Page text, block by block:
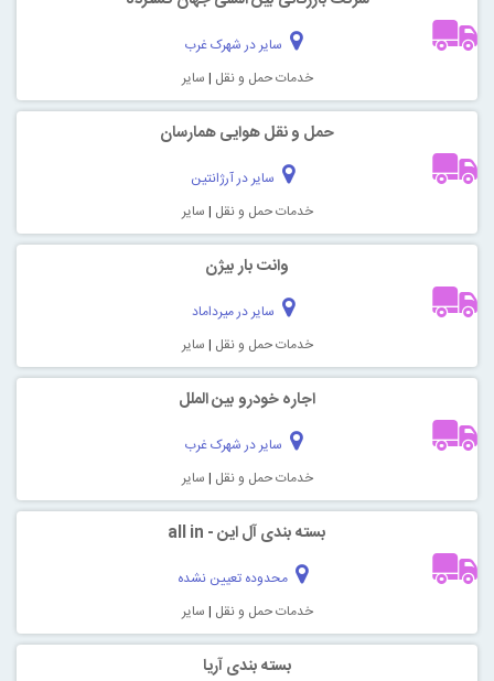
سایر در شهرک غرب
خدمات حمل و نقل | سایر
حمل و نقل هوایی همارسان
سایر در آرژانتین
خدمات حمل و نقل | سایر
وانت بار بیژن
سایر در میرداماد
خدمات حمل و نقل | سایر
اجاره خودرو بین الملل
سایر در شهرک غرب
خدمات حمل و نقل | سایر
بسته بندی آل این - all in
محدوده تعیین نشده
خدمات حمل و نقل | سایر
بسته بندی آریا